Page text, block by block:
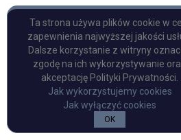
Copyright © Pulp Books
Ta strona używa plików cookie w
zapewnienia najwyższej jakości
Dalsze korzystanie z witryny
zgodę na ich wykorzystywanie
akceptację Polityki Prywatności.
Jak wykorzystujemy cookies
Jak wyłączyć cookies
OK